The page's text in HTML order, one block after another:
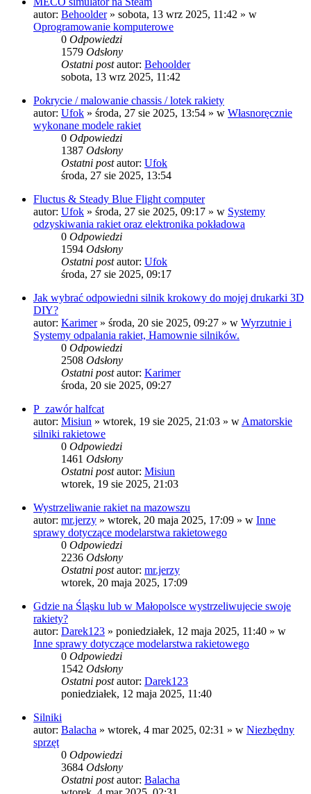
autor: Behoolder» sobota, 13 wrz 2025, 11:42 » w
Oprogramowanie komputerowe
0 Odpowiedzi
1579 Odsłony
Ostatni postautor: Behoolder
sobota, 13 wrz 2025, 11:42
Pokrycie / malowanie chassis / lotek rakiety
autor: Ufok » środa, 27 sie 2025, 13:54 » w Własnoręcznie
wykonane modele rakiet
0 Odpowiedzi
1387 Odsłony
Ostatni postautor: Ufok
środa, 27 sie 2025, 13:54
Fluctus & Steady Blue Flight computer
autor: Ufok » środa, 27 sie 2025, 09:17 » w Systemy
odzyskiwania rakiet oraz elektronika pokładowa
0 Odpowiedzi
1594 Odsłony
Ostatni postautor: Ufok
środa, 27 sie 2025, 09:17
Jak wybrać odpowiedni silnik krokowy do mojej drukarki 3D
DIY?
autor: Karimer» środa, 20 sie 2025, 09:27 » w Wyrzutnie i
Systemy odpalania rakiet, Hamownie silników.
0 Odpowiedzi
2508 Odsłony
Ostatni postautor: Karimer
środa, 20 sie 2025, 09:27
P_zawór halfcat
autor: Misiun » wtorek, 19 sie 2025, 21:03 » w Amatorskie
silniki rakietowe
0 Odpowiedzi
1461 Odsłony
Ostatni postautor: Misiun
wtorek, 19 sie 2025, 21:03
Wystrzeliwanie rakiet na mazowszu
autor: mr.jerzy » wtorek, 20 maja 2025, 17:09 » w Inne
sprawy dotyczące modelarstwa rakietowego
0 Odpowiedzi
2236 Odsłony
Ostatni postautor: mr.jerzy
wtorek, 20 maja 2025, 17:09
Gdzie na Śląsku lub w Małopolsce wystrzeliwujecie swoje
rakiety?
autor: Darek123 » poniedziałek, 12 maja 2025, 11:40 » w
Inne sprawy dotyczące modelarstwa rakietowego
0 Odpowiedzi
1542 Odsłony
Ostatni postautor: Darek123
poniedziałek, 12 maja 2025, 11:40
Silniki
autor: Balacha » wtorek, 4 mar 2025, 02:31 » w Niezbędny
sprzęt
0 Odpowiedzi
3684 Odsłony
Ostatni postautor: Balacha